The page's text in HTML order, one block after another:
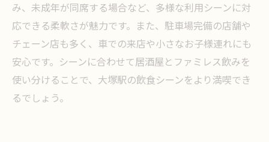
み、未成年が同席する場合など、多様な利用シーンに対
応できる柔軟さが魅力です。また、駐車場完備の店舗や
チェーン店も多く、車での来店や小さなお子様連れにも
安心です。シーンに合わせて居酒屋とファミレス飲みを
使い分けることで、大塚駅の飲食シーンをより満喫でき
るでしょう。